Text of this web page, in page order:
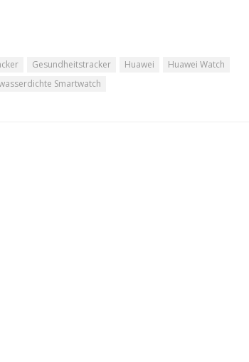
Gesundheitstracker Huawei
Huawei Watch
Smartwatch